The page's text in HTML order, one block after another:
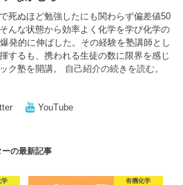
死ぬほど勉強したにも関わらず偏差値50
んな状態から効率よく化学を学び化学の
発的に伸ばした。その経験を塾講師とし
するも、携われる生徒の数に限界を感じ
ク塾を開講。 自己紹介の続きを読む。
YouTube
ーの最新記事
学 有機化学